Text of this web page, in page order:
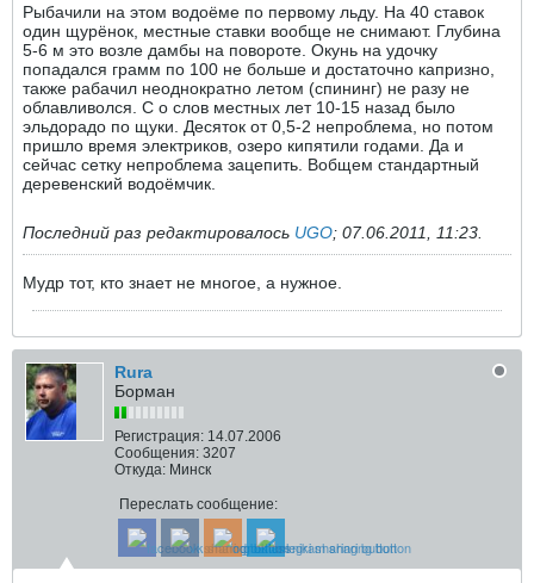
Рыбачили на этом водоёме по первому льду. На 40 ставок
один щурёнок, местные ставки вообще не снимают. Глубина
5-6 м это возле дамбы на повороте. Окунь на удочку
попадался грамм по 100 не больше и достаточно капризно,
также рабачил неоднократно летом (спининг) не разу не
облавливолся. С о слов местных лет 10-15 назад было
эльдорадо по щуки. Десяток от 0,5-2 непроблема, но потом
пришло время электриков, озеро кипятили годами. Да и
сейчас сетку непроблема зацепить. Вобщем стандартный
деревенский водоёмчик.
Последний раз редактировалось UGO; 07.06.2011, 11:23
Мудр тот, кто знает не многое, а нужное.
Rura
Борман
Регистрация: 14.07.2006
Сообщения: 3207
Откуда: Минск
Переслать сообщение: